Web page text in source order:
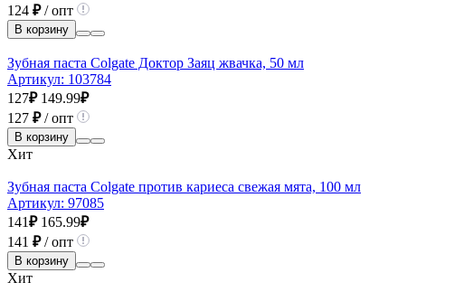
124 ₽/ опт
В корзину
Зубная паста Colgate Доктор Заяц жвачка, 50 мл
Артикул: 103784
127₽ 149.99₽
127 ₽/ опт
В корзину
Хит
Зубная паста Colgate против кариеса свежая мята, 100 мл
Артикул: 97085
141₽ 165.99₽
141 ₽/ опт
В корзину
Хит